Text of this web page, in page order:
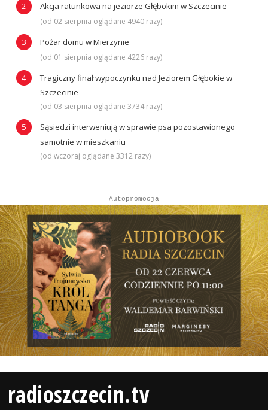
Akcja ratunkowa na jeziorze Głębokim w Szczecinie
(od 02 sierpnia oglądane 4940 razy)
Pożar domu w Mierzynie
(od 01 sierpnia oglądane 4226 razy)
Tragiczny finał wypoczynku nad Jeziorem Głębokie w
Szczecinie
(od 03 sierpnia oglądane 3734 razy)
Sąsiedzi interweniują w sprawie psa pozostawionego
samotnie w mieszkaniu
(od wczoraj oglądane 3312 razy)
Autopromocja
radioszczecin.tv